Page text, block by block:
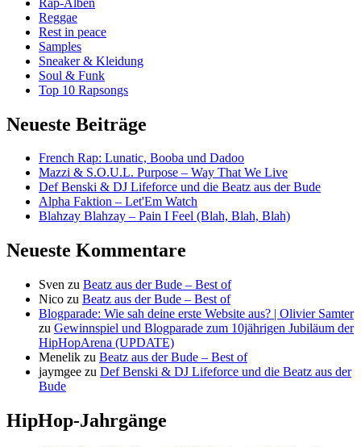
Reggae
Rest in peace
Samples
Sneaker & Kleidung
Soul & Funk
Top 10 Rapsongs
Neueste Beiträge
French Rap: Lunatic, Booba und Dadoo
Mazzi & S.O.U.L. Purpose – Way That We Live
Def Benski & DJ Lifeforce und die Beatz aus der Bude
Alpha Faktion – Let'Em Watch
Blahzay Blahzay – Pain I Feel (Blah, Blah, Blah)
Neueste Kommentare
Sven zu Beatz aus der Bude – Best of
Nico zu Beatz aus der Bude – Best of
Blogparade: Wie sah deine erste Website aus? | Olivier Samter
zu Gewinnspiel und Blogparade zum 10jährigen Jubiläum der
HipHopArena (UPDATE)
Menelik zu Beatz aus der Bude – Best of
jaymgee zu Def Benski & DJ Lifeforce und die Beatz aus der
Bude
HipHop-Jahrgänge